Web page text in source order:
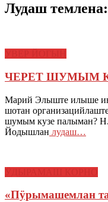
Лудаш темлена:
ЧЕРЕТ ШУМЫМ
Марий Элыште илыше
шотан
шумым кузе палыман?
Йодышлан лудаш…
«Пӱрымашемлан